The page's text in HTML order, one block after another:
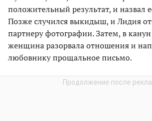
положительный результат, и назвал
Позже случился выкидыш, и Лидия
партнеру фотографии. Затем, в
женщина разорвала отношения и
любовнику прощальное письмо.